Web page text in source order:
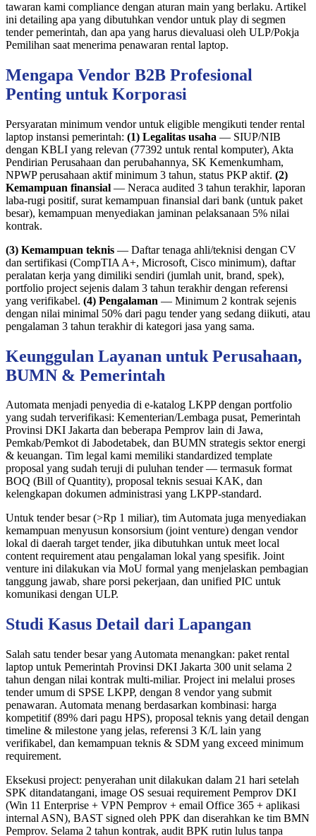
tawaran kami compliance dengan aturan main yang berlaku. Artikel
ini detailing apa yang dibutuhkan vendor untuk play di segmen
tender pemerintah, dan apa yang harus dievaluasi oleh ULP/Pokja
Pemilihan saat menerima penawaran rental laptop.
Mengapa Vendor B2B Profesional
Penting untuk Korporasi
Persyaratan minimum vendor untuk eligible mengikuti tender rental
laptop instansi pemerintah: (1) Legalitas usaha — SIUP/NIB
dengan KBLI yang relevan (77392 untuk rental komputer), Akta
Pendirian Perusahaan dan perubahannya, SK Kemenkumham,
NPWP perusahaan aktif minimum 3 tahun, status PKP aktif. (2)
Kemampuan finansial — Neraca audited 3 tahun terakhir, laporan
laba-rugi positif, surat kemampuan finansial dari bank (untuk paket
besar), kemampuan menyediakan jaminan pelaksanaan 5% nilai
kontrak.
(3) Kemampuan teknis — Daftar tenaga ahli/teknisi dengan CV
dan sertifikasi (CompTIA A+, Microsoft, Cisco minimum), daftar
peralatan kerja yang dimiliki sendiri (jumlah unit, brand, spek),
portfolio project sejenis dalam 3 tahun terakhir dengan referensi
yang verifikabel. (4) Pengalaman — Minimum 2 kontrak sejenis
dengan nilai minimal 50% dari pagu tender yang sedang diikuti, atau
pengalaman 3 tahun terakhir di kategori jasa yang sama.
Keunggulan Layanan untuk Perusahaan,
BUMN & Pemerintah
Automata menjadi penyedia di e-katalog LKPP dengan portfolio
yang sudah terverifikasi: Kementerian/Lembaga pusat, Pemerintah
Provinsi DKI Jakarta dan beberapa Pemprov lain di Jawa,
Pemkab/Pemkot di Jabodetabek, dan BUMN strategis sektor energi
& keuangan. Tim legal kami memiliki standardized template
proposal yang sudah teruji di puluhan tender — termasuk format
BOQ (Bill of Quantity), proposal teknis sesuai KAK, dan
kelengkapan dokumen administrasi yang LKPP-standard.
Untuk tender besar (>Rp 1 miliar), tim Automata juga menyediakan
kemampuan menyusun konsorsium (joint venture) dengan vendor
lokal di daerah target tender, jika dibutuhkan untuk meet local
content requirement atau pengalaman lokal yang spesifik. Joint
venture ini dilakukan via MoU formal yang menjelaskan pembagian
tanggung jawab, share porsi pekerjaan, dan unified PIC untuk
komunikasi dengan ULP.
Studi Kasus Detail dari Lapangan
Salah satu tender besar yang Automata menangkan: paket rental
laptop untuk Pemerintah Provinsi DKI Jakarta 300 unit selama 2
tahun dengan nilai kontrak multi-miliar. Project ini melalui proses
tender umum di SPSE LKPP, dengan 8 vendor yang submit
penawaran. Automata menang berdasarkan kombinasi: harga
kompetitif (89% dari pagu HPS), proposal teknis yang detail dengan
timeline & milestone yang jelas, referensi 3 K/L lain yang
verifikabel, dan kemampuan teknis & SDM yang exceed minimum
requirement.
Eksekusi project: penyerahan unit dilakukan dalam 21 hari setelah
SPK ditandatangani, image OS sesuai requirement Pemprov DKI
(Win 11 Enterprise + VPN Pemprov + email Office 365 + aplikasi
internal ASN), BAST signed oleh PPK dan diserahkan ke tim BMN
Pemprov. Selama 2 tahun kontrak, audit BPK rutin lulus tanpa